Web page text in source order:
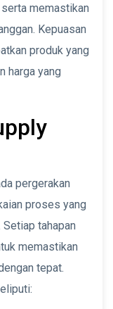
memastikan
Kepuasan
produk yang
harga yang
pergerakan
proses yang
tahapan
memastikan
tepat.